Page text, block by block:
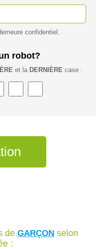
confidentiel.
robot?
et la DERNIÈRE case :
de GARÇONselon
: